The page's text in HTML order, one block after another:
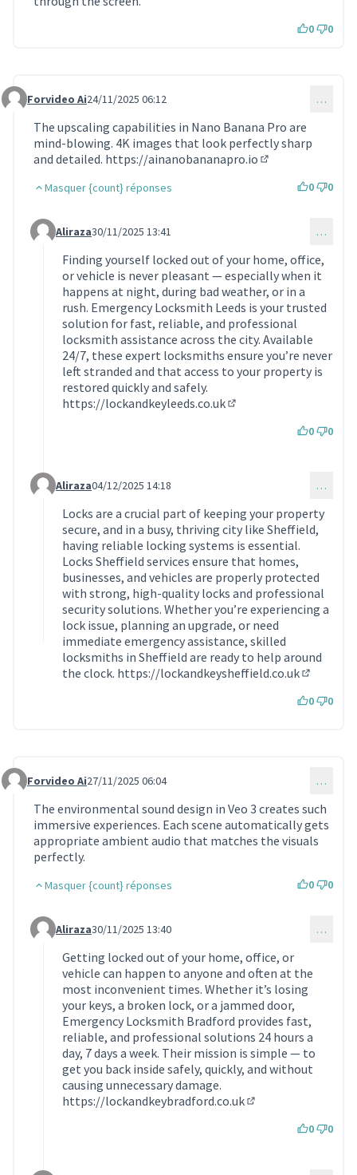
0 0
Commentaire 1983
Forvideo Ai24/11/2025 06:12 …
The upscaling capabilities in Nano Banana Pro are
mind-blowing. 4K images that look perfectly sharp
and detailed. https://ainanobananapro.io
Masquer {count} réponses 0 0
Commentaire 1994 (réponse au commentaire 1983)
Aliraza30/11/2025 13:41 …
Finding yourself locked out of your home, office,
or vehicle is never pleasant — especially when it
happens at night, during bad weather, or in a
rush. Emergency Locksmith Leeds is your trusted
solution for fast, reliable, and professional
locksmith assistance across the city. Available
24/7, these expert locksmiths ensure you’re never
left stranded and that access to your property is
restored quickly and safely.
https://lockandkeyleeds.co.uk
0 0
Commentaire 2004 (réponse au commentaire 1983)
Aliraza04/12/2025 14:18 …
Locks are a crucial part of keeping your property
secure, and in a busy, thriving city like Sheffield,
having reliable locking systems is essential.
Locks Sheffield services ensure that homes,
businesses, and vehicles are properly protected
with strong, high-quality locks and professional
security solutions. Whether you’re experiencing a
lock issue, planning an upgrade, or need
immediate emergency assistance, skilled
locksmiths in Sheffield are ready to help around
the clock. https://lockandkeysheffield.co.uk
0 0
Commentaire 1989
Forvideo Ai27/11/2025 06:04 …
The environmental sound design in Veo 3 creates such
immersive experiences. Each scene automatically gets
appropriate ambient audio that matches the visuals
perfectly.
Masquer {count} réponses 0 0
Commentaire 1993 (réponse au commentaire 1989)
Aliraza30/11/2025 13:40 …
Getting locked out of your home, office, or
vehicle can happen to anyone and often at the
most inconvenient times. Whether it’s losing
your keys, a broken lock, or a jammed door,
Emergency Locksmith Bradford provides fast,
reliable, and professional solutions 24 hours a
day, 7 days a week. Their mission is simple — to
get you back inside safely, quickly, and without
causing unnecessary damage.
https://lockandkeybradford.co.uk
0 0